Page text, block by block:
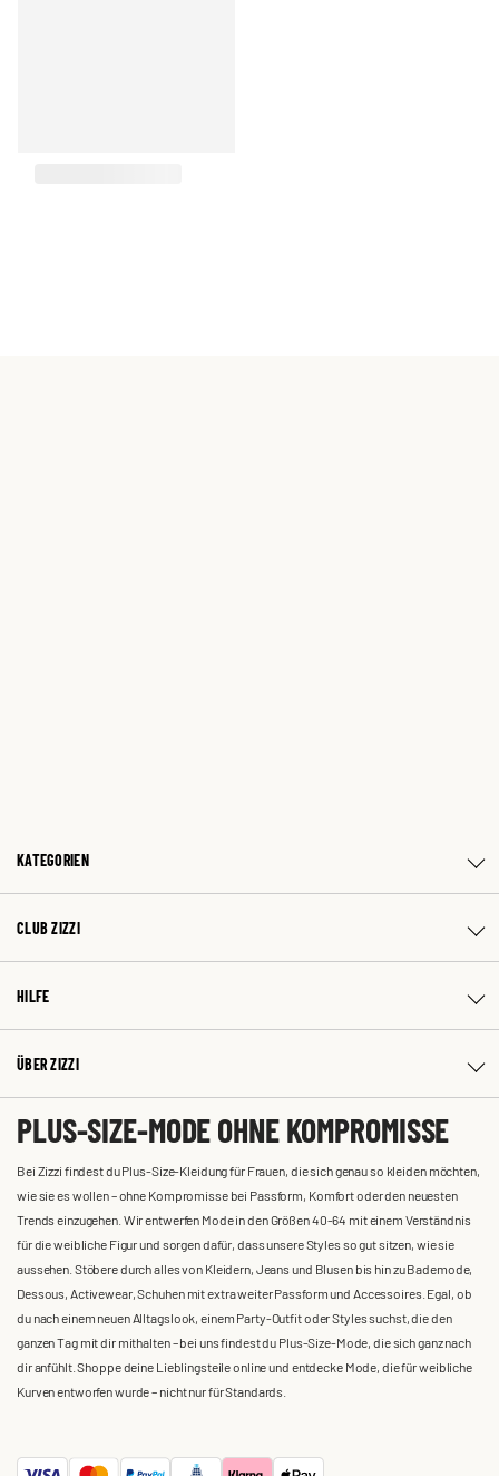
KATEGORIEN
CLUB ZIZZI
HILFE
ÜBER ZIZZI
PLUS-SIZE-MODE OHNE KOMPROMISSE
Bei Zizzi findest du Plus-Size-Kleidung für Frauen, die sich genau so kleiden möchten,
wie sie es wollen – ohne Kompromisse bei Passform, Komfort oder den neuesten
Trends einzugehen. Wir entwerfen Mode in den Größen 40-64 mit einem Verständnis
für die weibliche Figur und sorgen dafür, dass unsere Styles so gut sitzen, wie sie
aussehen. Stöbere durch alles von Kleidern, Jeans und Blusen bis hin zu Bademode,
Dessous, Activewear, Schuhen mit extra weiter Passform und Accessoires. Egal, ob
du nach einem neuen Alltagslook, einem Party-Outfit oder Styles suchst, die den
ganzen Tag mit dir mithalten – bei uns findest du Plus-Size-Mode, die sich ganz nach
dir anfühlt. Shoppe deine Lieblingsteile online und entdecke Mode, die für weibliche
Kurven entworfen wurde – nicht nur für Standards.